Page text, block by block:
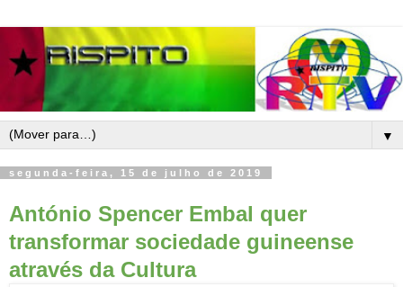
▼
segunda-feira, 15 de julho de 2019
António Spencer Embal quer
transformar sociedade guineense
através da Cultura